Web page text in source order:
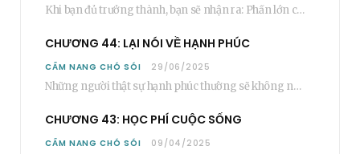
Khi bạn đủ trưởng thành, bạn sẽ nhận ra: Phần lớn các bậc phụ huynh…
CHƯƠNG 44: LẠI NÓI VỀ HẠNH PHÚC
CẨM NANG CHÓ SÓI 29/06/2025
Những người thật sự hạnh phúc thường sẽ không nói cụ thể rằng bạn “phải”…
CHƯƠNG 43: HỌC PHÍ CUỘC SỐNG
CẨM NANG CHÓ SÓI 09/04/2025